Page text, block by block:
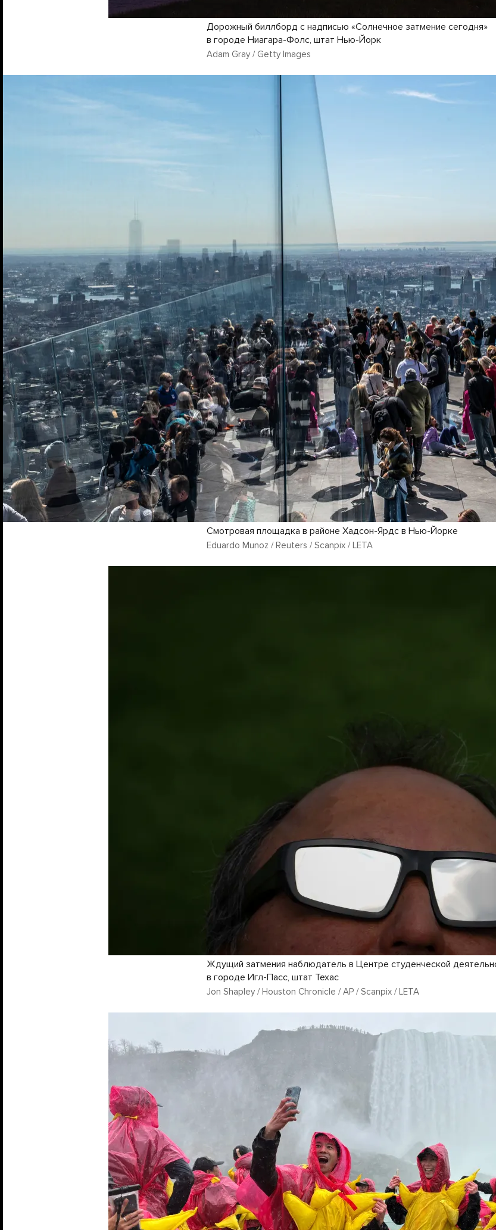
Дорожный биллборд с надписью «Солнечное затмение сегодня»
в городе Ниагара-Фолс, штат Нью-Йорк
Adam Gray / Getty Images
Смотровая площадка в районе Хадсон-Ярдс в Нью-Йорке
Eduardo Munoz / Reuters / Scanpix / LETA
Ждущий затмения наблюдатель в Центре студенческой
в городе Игл-Пасс, штат Техас
Jon Shapley / Houston Chronicle / AP / Scanpix / LETA